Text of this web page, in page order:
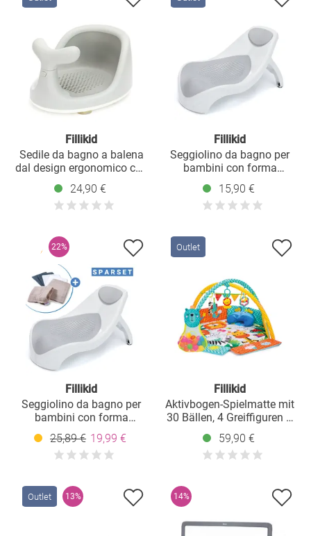
Fillikid
Sedile da bagno a balena
dal design ergonomico con
ventose antiscivolo - grigio
24,90 €
Fillikid
Seggiolino da bagno per
bambini con forma
ergonomica - grigio
15,90 €
22%
Fillikid
Seggiolino da bagno per
bambini con forma
ergonomica e
asciugamano con
cappuccio con motivo a
25,89 € 19,99 €
Outlet
Fillikid
Aktivbogen-Spielmatte mit
30 Bällen, 4 Greiffiguren &
Polster 120 x 100 cm -
Safari - Bunt
59,90 €
Outlet 13% 14%